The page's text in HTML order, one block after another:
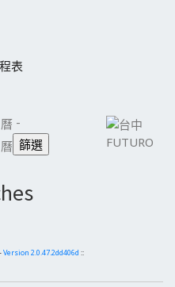
表
-
-Version 2.0.47.2dd406d ::